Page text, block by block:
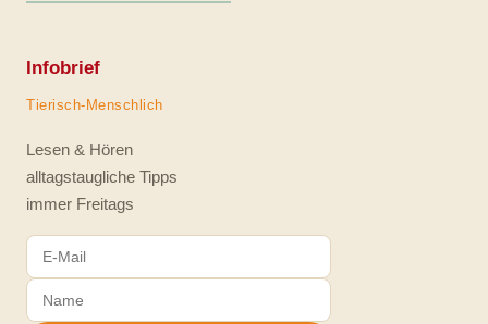
Infobrief
Tierisch-Menschlich
Lesen & Hören
alltagstaugliche Tipps
immer Freitags